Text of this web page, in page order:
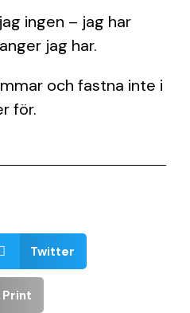
ingen – jag har
jag har.
och fastna inte i
för.
Twitter
Print